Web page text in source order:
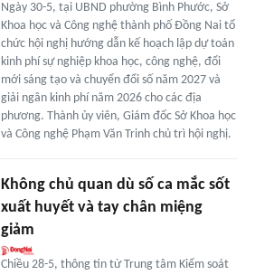
Ngày 30-5, tại UBND phường Bình Phước, Sở
Khoa học và Công nghệ thành phố Đồng Nai tổ
chức hội nghị hướng dẫn kế hoạch lập dự toán
kinh phí sự nghiệp khoa học, công nghệ, đổi
mới sáng tạo và chuyển đổi số năm 2027 và
giải ngân kinh phí năm 2026 cho các địa
phương. Thành ủy viên, Giám đốc Sở Khoa học
và Công nghệ Phạm Văn Trinh chủ trì hội nghị.
Không chủ quan dù số ca mắc sốt
xuất huyết và tay chân miệng
giảm
Chiều 28-5, thông tin từ Trung tâm Kiểm soát